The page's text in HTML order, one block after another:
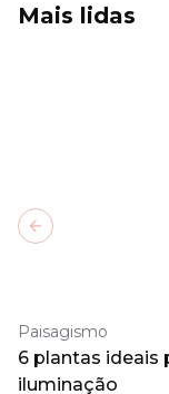
Mais lidas
Paisagismo
6 plantas ideais
iluminação
Previous slide